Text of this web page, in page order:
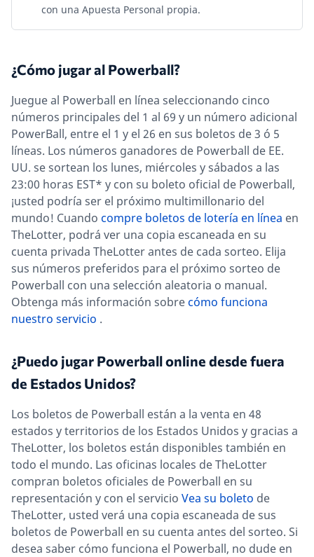
con una Apuesta Personal propia.
¿Cómo jugar al Powerball?
Juegue al Powerball en línea seleccionando cinco
números principales del 1 al 69 y un número adicional
PowerBall, entre el 1 y el 26 en sus boletos de 3 ó 5
líneas. Los números ganadores de Powerball de EE.
UU. se sortean los lunes, miércoles y sábados a las
23:00 horas EST* y con su boleto oficial de Powerball,
¡usted podría ser el próximo multimillonario del
mundo! Cuando compre boletos de lotería en línea en
TheLotter, podrá ver una copia escaneada en su
cuenta privada TheLotter antes de cada sorteo. Elija
sus números preferidos para el próximo sorteo de
Powerball con una selección aleatoria o manual.
Obtenga más información sobrecómo funciona
nuestro servicio .
¿Puedo jugar Powerball online desde fuera
de Estados Unidos?
Los boletos de Powerball están a la venta en 48
estados y territorios de los Estados Unidos y gracias a
TheLotter, los boletos están disponibles también en
todo el mundo. Las oficinas locales de TheLotter
compran boletos oficiales de Powerball en su
representación y con el servicio Vea su boleto de
TheLotter, usted verá una copia escaneada de sus
boletos de Powerball en su cuenta antes del sorteo. Si
desea saber cómo funciona el Powerball, no dude en